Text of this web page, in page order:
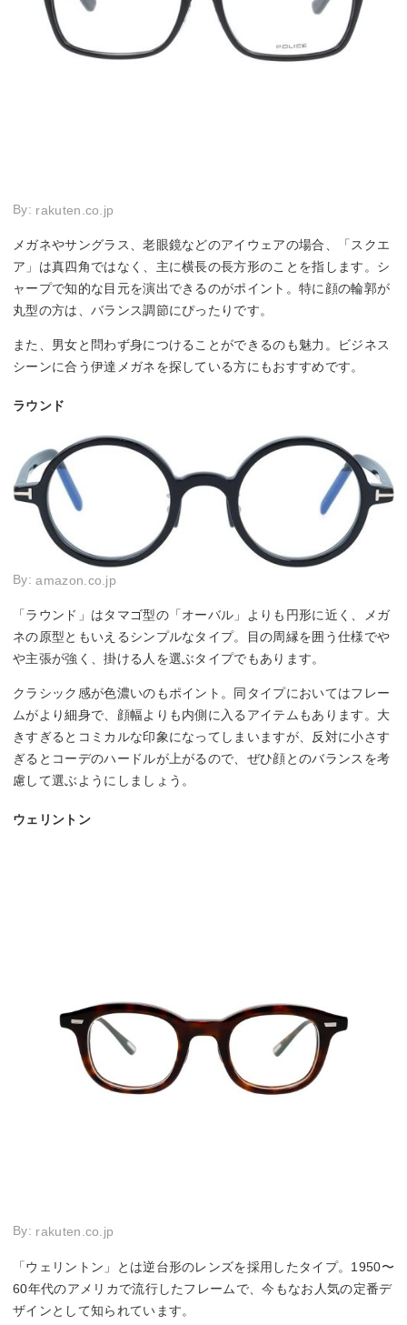
By: rakuten.co.jp
メガネやサングラス、老眼鏡などのアイウェアの場合、「スクエ
ア」は真四角ではなく、主に横長の長方形のことを指します。シ
ャープで知的な目元を演出できるのがポイント。特に顔の輪郭が
丸型の方は、バランス調節にぴったりです。
また、男女と問わず身につけることができるのも魅力。ビジネス
シーンに合う伊達メガネを探している方にもおすすめです。
ラウンド
By:amazon.co.jp
「ラウンド」はタマゴ型の「オーバル」よりも円形に近く、メガ
ネの原型ともいえるシンプルなタイプ。目の周縁を囲う仕様でや
や主張が強く、掛ける人を選ぶタイプでもあります。
クラシック感が色濃いのもポイント。同タイプにおいてはフレー
ムがより細身で、顔幅よりも内側に入るアイテムもあります。大
きすぎるとコミカルな印象になってしまいますが、反対に小さす
ぎるとコーデのハードルが上がるので、ぜひ顔とのバランスを考
慮して選ぶようにしましょう。
ウェリントン
By: rakuten.co.jp
「ウェリントン」とは逆台形のレンズを採用したタイプ。1950〜
60年代のアメリカで流行したフレームで、今もなお人気の定番デ
ザインとして知られています。